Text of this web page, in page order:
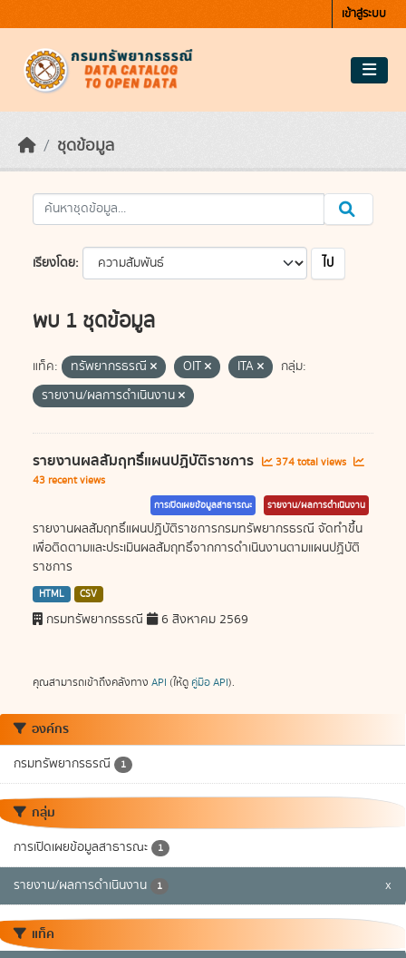
เข้าสู่ระบบ
ชุดข้อมูล
องค์กร
กรมทรัพยากรธรณี 1
กลุ่ม
การเปิดเผยข้อมูลสาธารณะ 1
รายงาน/ผลการดำเนินงาน 1 x
แท็ค
เรียงโดย ไป
พบ 1 ชุดข้อมูล
แท็ค: ทรัพยากรธรณี OIT ITA
กลุ่ม:
รายงาน/ผลการดำเนินงาน
รายงานผลสัมฤทธิ์แผนปฏิบัติราชการ
374 total views
43 recent views
การเปิดเผยข้อมูลสาธารณะ รายงาน/ผลการดำเนินงาน
รายงานผลสัมฤทธิ์แผนปฏิบัติราชการกรมทรัพยากรธรณี จัดทำขึ้น
เพื่อติดตามและประเมินผลสัมฤทธิ์จากการดำเนินงานตามแผนปฏิบัติ
ราชการ
HTML CSV
กรมทรัพยากรธรณี 6 สิงหาคม 2569
คุณสามารถเข้าถึงคลังทาง API (ให้ดู คู่มือ API).